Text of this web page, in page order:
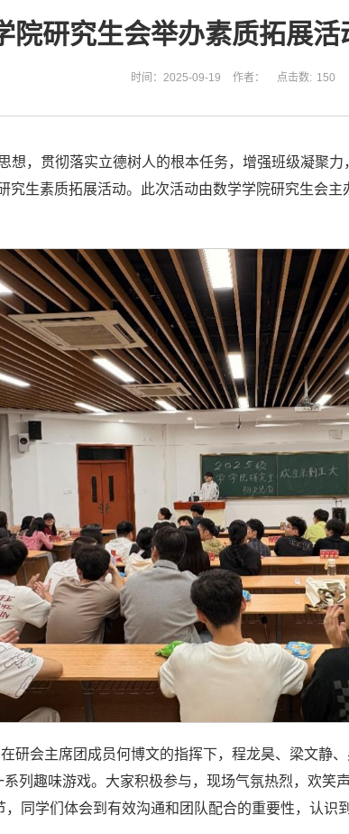
院研究生会举办素质拓展
时间：2025-09-19 作者： 点击数: 150
想，贯彻落实立德树人的根本任务，增强班级凝聚
究生素质拓展活动。此次活动由数学学院研究生会
研会主席团成员何博文的指挥下，程龙昊、梁文静
一系列趣味游戏。大家积极参与，现场气氛热烈，欢
同学们体会到有效沟通和团队配合的重要性，认识